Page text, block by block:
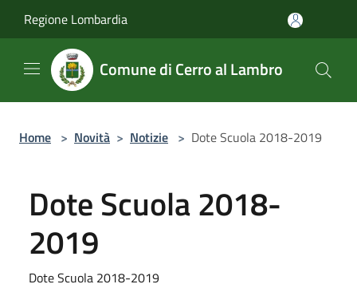
Regione Lombardia
Comune di Cerro al Lambro
Home > Novità > Notizie > Dote Scuola 2018-2019
Dote Scuola 2018-
2019
Dote Scuola 2018-2019